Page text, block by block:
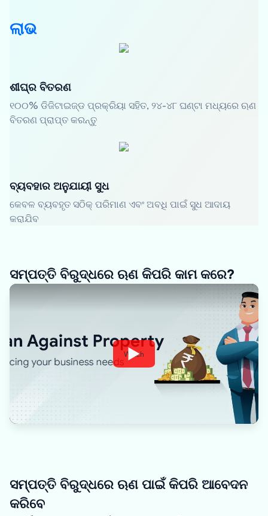
ଲାଭ
ଶୀଘ୍ର ବିତରଣ
୧୦୦% ଡିଜିଟାଇଜ୍ଡ ପ୍ରକ୍ରିୟା ସହିତ, ୨୪-୪୮ ଘଣ୍ଟା ମଧ୍ୟରେ ଋଣ
ବିତରଣ ପ୍ରାପ୍ତ କରନ୍ତୁ
ବ୍ୟବହାର ଅନୁଯାୟୀ ସୁଧ
କେବଳ ବ୍ୟବହୃତ ସଠିକ୍ ପରିମାଣ ଏବଂ ଅବଧି ପାଇଁ ସୁଧ ଆଦାୟ
କରାଯିବ
ସମ୍ପତ୍ତି ବିରୁଦ୍ଧରେ ଋଣ କିପରି କାମ କରେ?
Watch
ସମ୍ପତ୍ତି ବିରୁଦ୍ଧରେ ଋଣ ପାଇଁ କିପରି ଆବେଦନ
କରିବେ